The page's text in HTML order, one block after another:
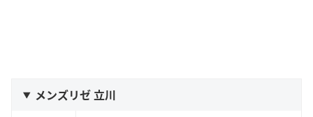
メンズリゼ 立川